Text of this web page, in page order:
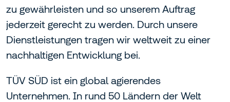
zu gewährleisten und so unserem Auftrag
jederzeit gerecht zu werden. Durch unsere
Dienstleistungen tragen wir weltweit zu einer
nachhaltigen Entwicklung bei.
TÜV SÜD ist ein global agierendes
Unternehmen. In rund 50 Ländern der Welt